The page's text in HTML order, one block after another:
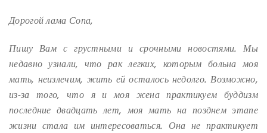
Дорогой лама Сопа,
Пишу Вам с грустными и срочными новостями. Мы
недавно узнали, что рак легких, которым больна моя
мать, неизлечим, жить ей осталось недолго. Возможно,
из-за того, что я и моя жена практикуем буддизм
последние двадцать лет, моя мать на позднем этапе
жизни стала им интересоваться. Она не практикует